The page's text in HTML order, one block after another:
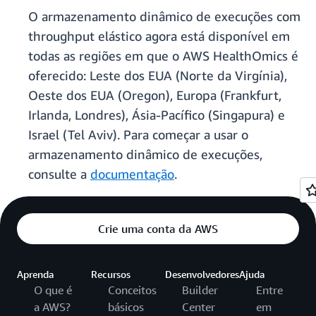
O armazenamento dinâmico de execuções com
throughput elástico agora está disponível em
todas as regiões em que o AWS HealthOmics é
oferecido: Leste dos EUA (Norte da Virgínia),
Oeste dos EUA (Oregon), Europa (Frankfurt,
Irlanda, Londres), Ásia-Pacífico (Singapura) e
Israel (Tel Aviv). Para começar a usar o
armazenamento dinâmico de execuções,
consulte a documentação.
Crie uma conta da AWS
Aprenda
O que é
a AWS?
Recursos
Conceitos
básicos
Desenvolvedores
Builder
Center
Ajuda
Entre
em